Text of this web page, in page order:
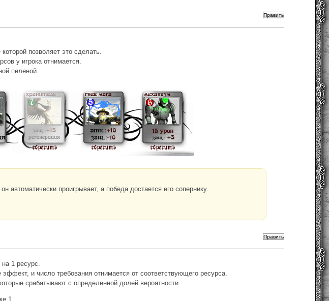
позволяет это сделать.
у игрока отнимается.
пеленой.
автоматически проигрывает, а победа достается его сопернику.
1 ресурс.
и число требования отнимается от соответствующего ресурса.
срабатывают с определенной долей вероятности
1.